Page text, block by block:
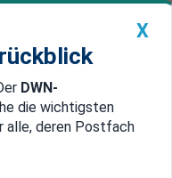
Premium
China
X
DWN-
die wichtigsten
alle, deren Postfach